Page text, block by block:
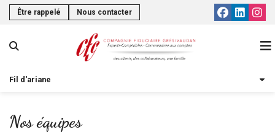
Être rappelé Nous contacter
Le cabinet
Fil d'ariane
Nos équipes